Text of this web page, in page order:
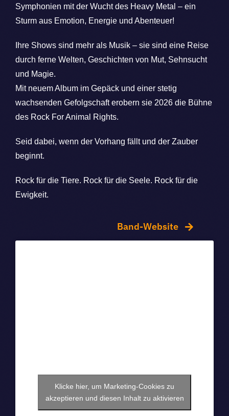
Symphonien mit der Wucht des Heavy Metal – ein
Sturm aus Emotion, Energie und Abenteuer!
Ihre Shows sind mehr als Musik – sie sind eine Reise
durch ferne Welten, Geschichten von Mut, Sehnsucht
und Magie.
Mit neuem Album im Gepäck und einer stetig
wachsenden Gefolgschaft erobern sie 2026 die Bühne
des Rock For Animal Rights.
Seid dabei, wenn der Vorhang fällt und der Zauber
beginnt.
Rock für die Tiere. Rock für die Seele. Rock für die
Ewigkeit.
Band-Website
Klicke hier, um Marketing-Cookies zu
akzeptieren und diesen Inhalt zu aktivieren